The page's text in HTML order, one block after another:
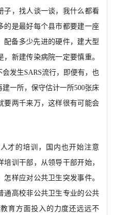
子，找人谈一谈，我什么都看
的是最好每个县市都要建一座
配备多少先进的硬件，建大型
新建传染病院一定要慎重。
发生SARS流行，即便有，也
一所，保守估计一所500张床
要两千来万，这样很有可能会
才的培训，国内也开始注意
培训干部，从领导干部开始，
样应对公共卫生突发事件。
通高校非公共卫生专业的公共
育方面投入的力度还远远不